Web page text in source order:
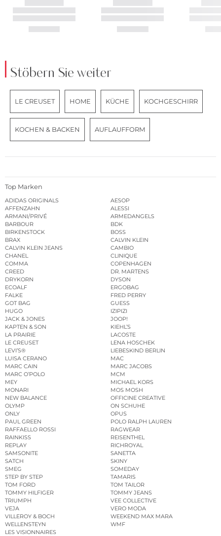
Stöbern Sie weiter
LE CREUSET HOME KÜCHE KOCHGESCHIRR
KOCHEN & BACKEN AUFLAUFFORM
Top Marken
ADIDAS ORIGINALS
AESOP
AFFENZAHN
ALESSI
ARMANI/PRIVÉ
ARMEDANGELS
BARBOUR
BDK
BIRKENSTOCK
BOSS
BRAX
CALVIN KLEIN
CALVIN KLEIN JEANS
CAMBIO
CHANEL
CLINIQUE
COMMA
COPENHAGEN
CREED
DR. MARTENS
DRYKORN
DYSON
ECOALF
ERGOBAG
FALKE
FRED PERRY
GOT BAG
GUESS
HUGO
IZIPIZI
JACK & JONES
JOOP!
KAPTEN & SON
KIEHL’S
LA PRAIRIE
LACOSTE
LE CREUSET
LENA HOSCHEK
LEVI’S®
LIEBESKIND BERLIN
LUISA CERANO
MAC
MARC CAIN
MARC JACOBS
MARC O’POLO
MCM
MEY
MICHAEL KORS
MONARI
MOS MOSH
NEW BALANCE
OFFICINE CREATIVE
OLYMP
ON SCHUHE
ONLY
OPUS
PAUL GREEN
POLO RALPH LAUREN
RAFFAELLO ROSSI
RAGWEAR
RAINKISS
REISENTHEL
REPLAY
RICHROYAL
SAMSONITE
SANETTA
SATCH
SKINY
SMEG
SOMEDAY
STEP BY STEP
TAMARIS
TOM FORD
TOM TAILOR
TOMMY HILFIGER
TOMMY JEANS
TRIUMPH
VEE COLLECTIVE
VEJA
VERO MODA
VILLEROY & BOCH
WEEKEND MAX MARA
WELLENSTEYN
WMF
LES VISIONNAIRES